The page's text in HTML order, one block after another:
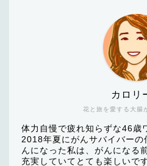
花と旅を愛する大腸
カロリ
体力自慢で疲れ知らずな46歳
2018年夏にがんサバイバーの
んになった私は、がんになる
充実していてとても楽しいで